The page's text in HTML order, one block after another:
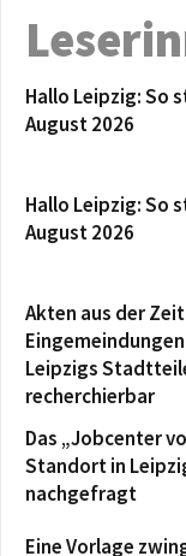
Hallo Leipzig: So
August 2026
Hallo Leipzig: So
August 2026
Akten aus der
Leipzigs
recherchierbar
Das „Jobcenter
Standort in
nachgefragt
Eine Vorlage